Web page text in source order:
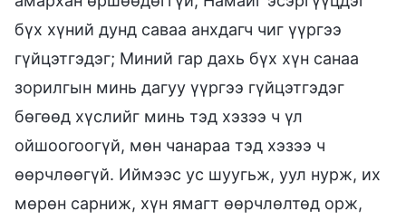
бүх хүний дунд саваа анхдагч чиг үүргээ
гүйцэтгэдэг; Миний гар дахь бүх хүн санаа
зорилгын минь дагуу үүргээ гүйцэтгэдэг
бөгөөд хүслийг минь тэд хэзээ ч үл
ойшоогоогүй, мөн чанараа тэд хэзээ ч
өөрчлөөгүй. Иймээс ус шуугьж, уул нурж, их
мөрөн сарниж, хүн ямагт өөрчлөлтөд орж,